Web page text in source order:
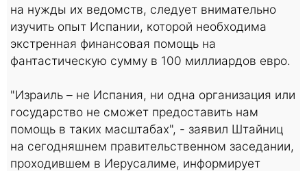
на нужды их ведомств, следует внимательно
изучить опыт Испании, которой необходима
экстренная финансовая помощь на
фантастическую сумму в 100 миллиардов евро.
"Израиль – не Испания, ни одна организация или
государство не сможет предоставить нам
помощь в таких масштабах", - заявил Штайниц
на сегодняшнем правительственном заседании,
проходившем в Иерусалиме, информирует